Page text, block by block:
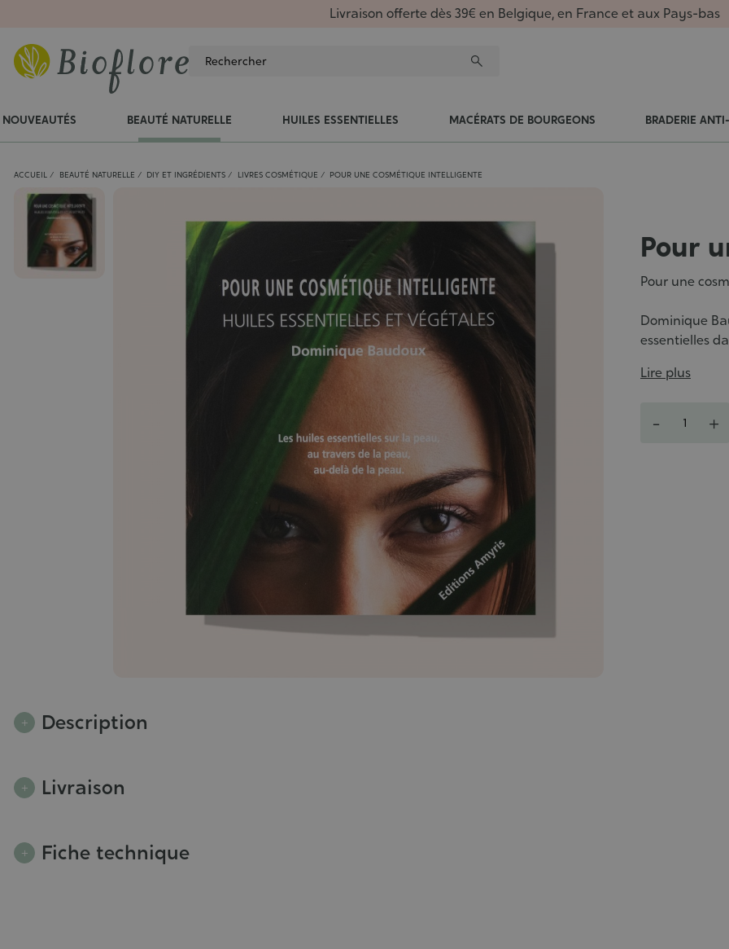
Livraison offerte dès 39€ en Belgique, en France et aux Pays-bas
NOUVEAUTÉS BEAUTÉ NATURELLE HUILES ESSENTIELLES MACÉRATS DE BOURGEONS BRADERIE
ACCUEIL BEAUTÉ NATURELLE DIY ET INGRÉDIENTS LIVRES COSMÉTIQUE POUR UNE COSMÉTIQUE INTELLIGENTE
Pour
Pour une
Dominique
essentielles
Lire plus
- +
Description
Livraison
Fiche technique